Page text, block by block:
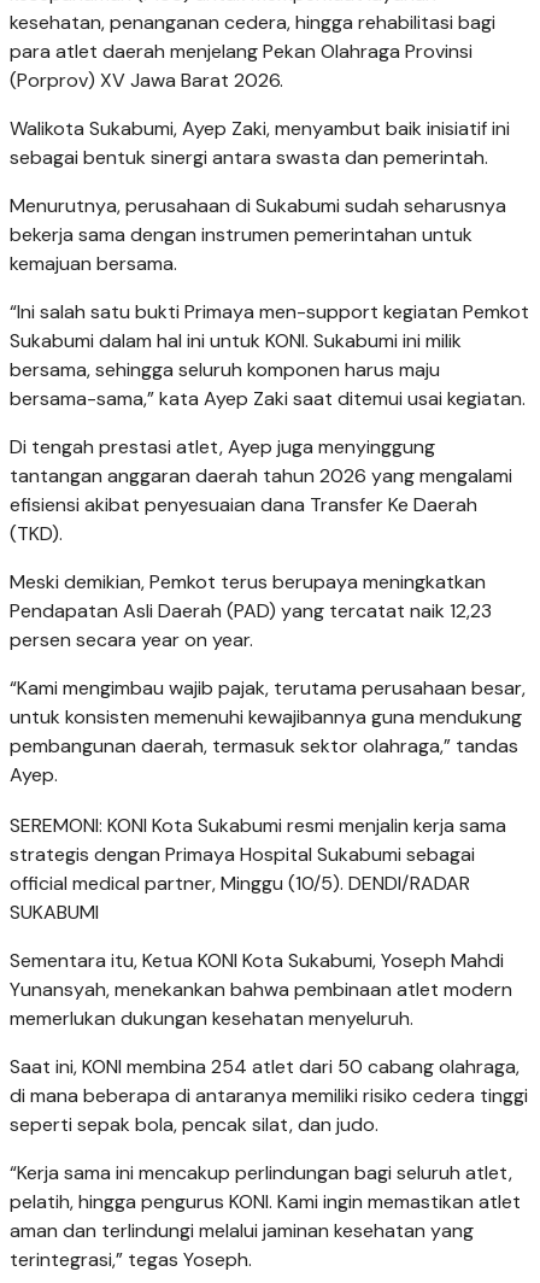
kesehatan, penanganan cedera, hingga rehabilitasi bagi
para atlet daerah menjelang Pekan Olahraga Provinsi
(Porprov) XV Jawa Barat 2026.
Walikota Sukabumi, Ayep Zaki, menyambut baik inisiatif ini
sebagai bentuk sinergi antara swasta dan pemerintah.
Menurutnya, perusahaan di Sukabumi sudah seharusnya
bekerja sama dengan instrumen pemerintahan untuk
kemajuan bersama.
“Ini salah satu bukti Primaya men-support kegiatan Pemkot
Sukabumi dalam hal ini untuk KONI. Sukabumi ini milik
bersama, sehingga seluruh komponen harus maju
bersama-sama,” kata Ayep Zaki saat ditemui usai kegiatan.
Di tengah prestasi atlet, Ayep juga menyinggung
tantangan anggaran daerah tahun 2026 yang mengalami
efisiensi akibat penyesuaian dana Transfer Ke Daerah
(TKD).
Meski demikian, Pemkot terus berupaya meningkatkan
Pendapatan Asli Daerah (PAD) yang tercatat naik 12,23
persen secara year on year.
“Kami mengimbau wajib pajak, terutama perusahaan besar,
untuk konsisten memenuhi kewajibannya guna mendukung
pembangunan daerah, termasuk sektor olahraga,” tandas
Ayep.
SEREMONI: KONI Kota Sukabumi resmi menjalin kerja sama
strategis dengan Primaya Hospital Sukabumi sebagai
official medical partner, Minggu (10/5). DENDI/RADAR
SUKABUMI
Sementara itu, Ketua KONI Kota Sukabumi, Yoseph Mahdi
Yunansyah, menekankan bahwa pembinaan atlet modern
memerlukan dukungan kesehatan menyeluruh.
Saat ini, KONI membina 254 atlet dari 50 cabang olahraga,
di mana beberapa di antaranya memiliki risiko cedera tinggi
seperti sepak bola, pencak silat, dan judo.
“Kerja sama ini mencakup perlindungan bagi seluruh atlet,
pelatih, hingga pengurus KONI. Kami ingin memastikan atlet
aman dan terlindungi melalui jaminan kesehatan yang
terintegrasi,” tegas Yoseph.